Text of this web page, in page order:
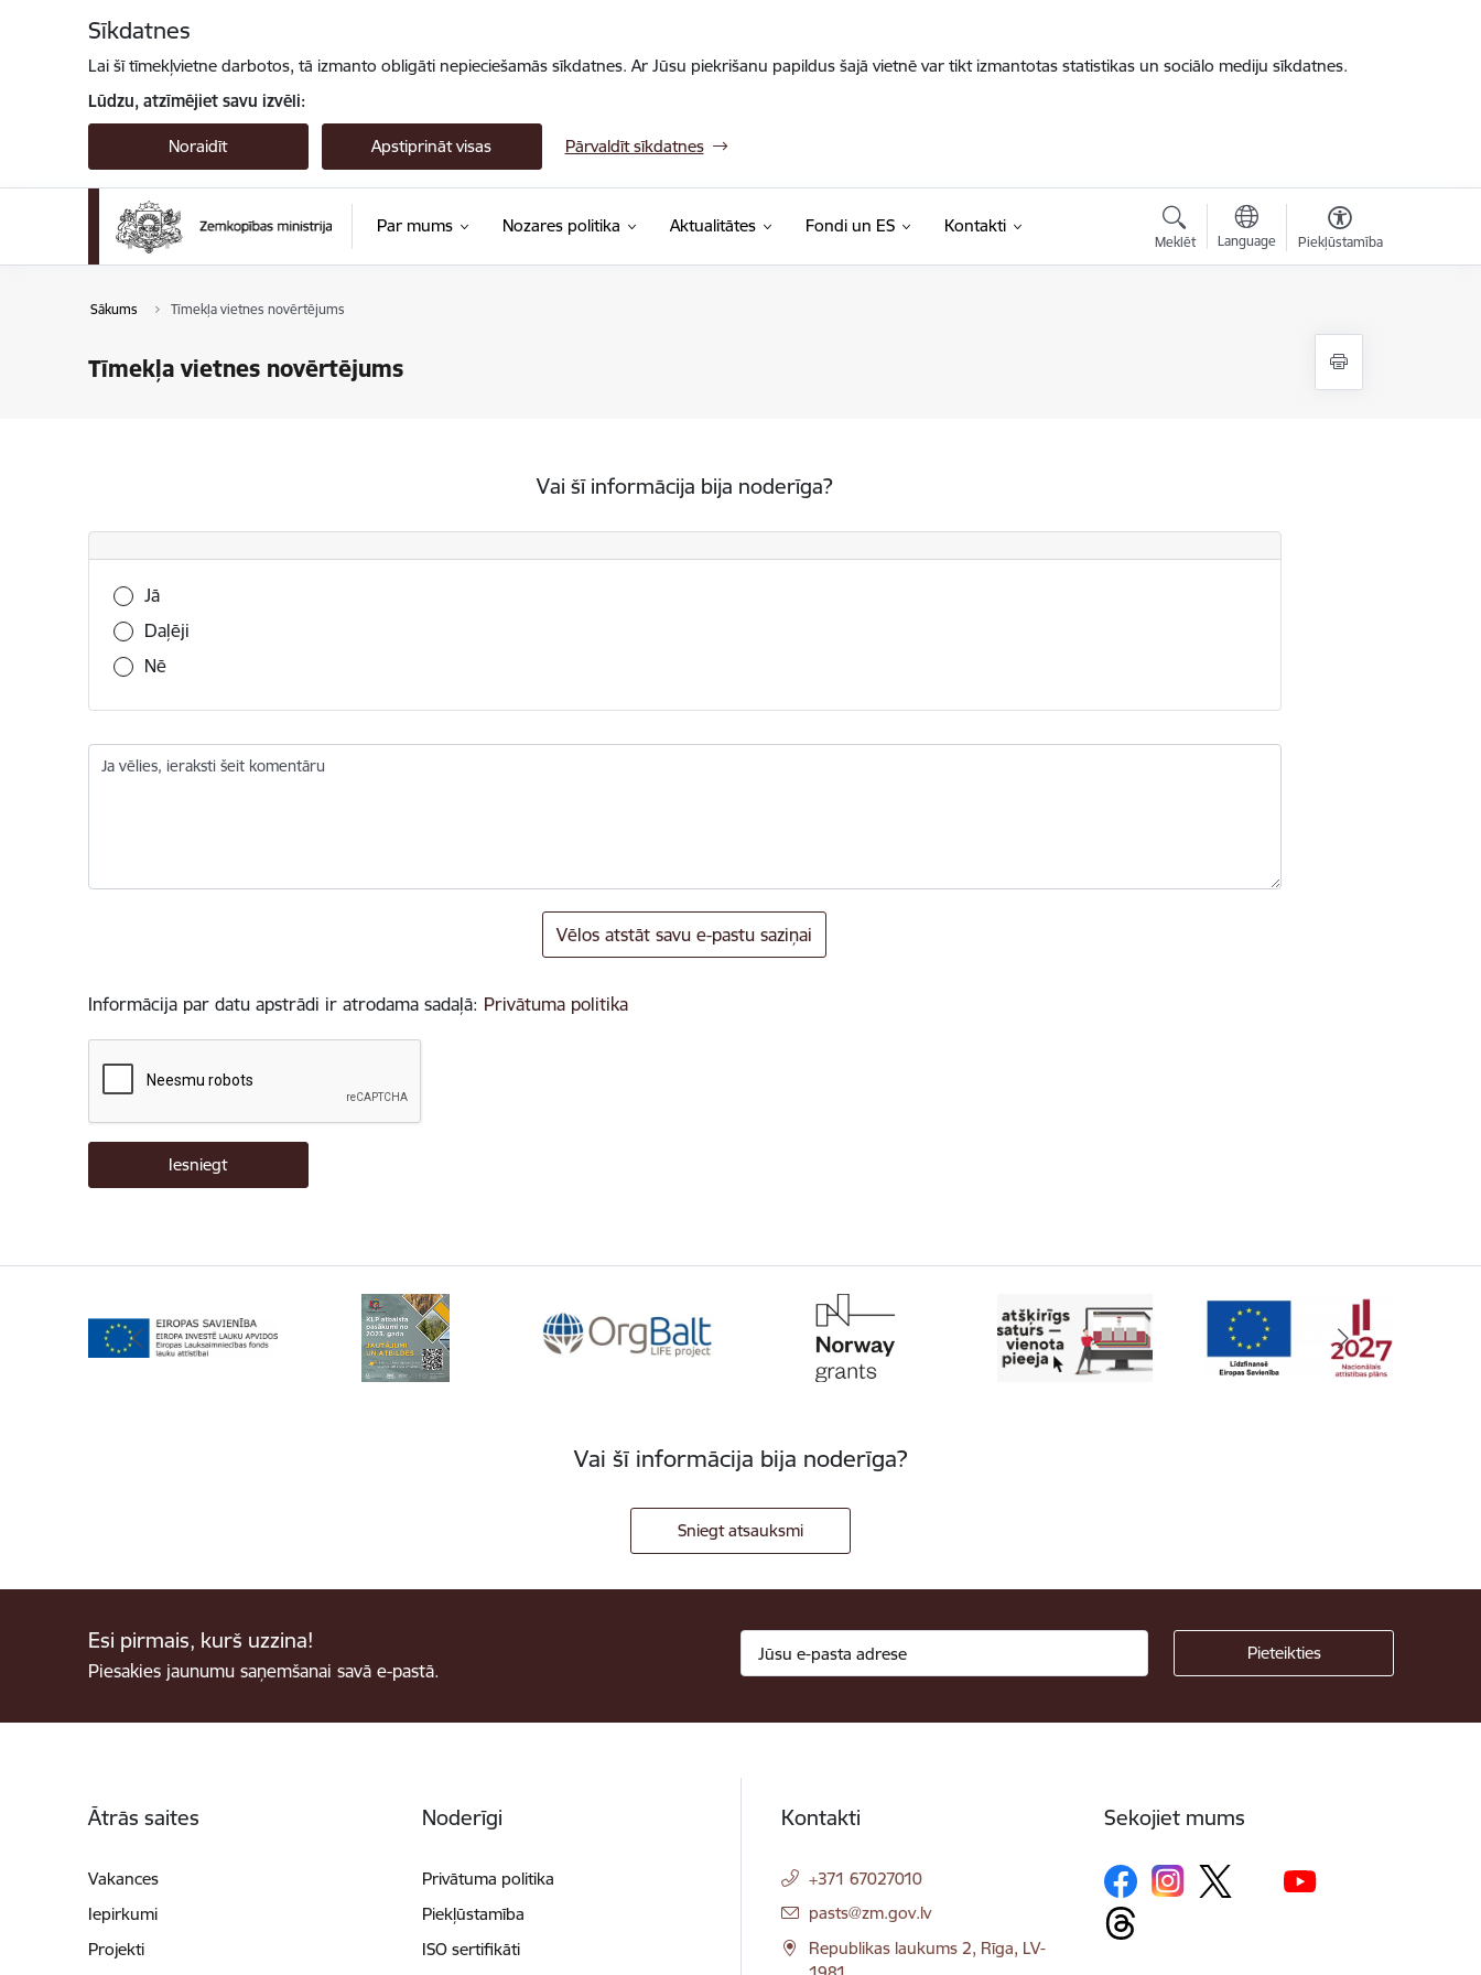
Sīkdatnes
Lai šī tīmekļvietne darbotos, tā izmanto obligāti nepieciešamās sīkdatnes. Ar Jūsu piekrišanu papildus šajā vietnē var tikt izmantotas statistikas un sociālo mediju sīkdatnes.
Lūdzu, atzīmējiet savu izvēli:
Noraidīt Apstiprināt visas Pārvaldīt sīkdatnes
Par mums Nozares politika Aktualitātes Fondi un ES Kontakti
Meklēt Language Piekļūstamība
Sākums Tīmekļa vietnes novērtējums
Tīmekļa vietnes novērtējums
Vai šī informācija bija noderīga?
Vai šī informācija bija noderīga?
Jā
Daļēji
Nē
Ja vēlies, ieraksti šeit komentāru
Vēlos atstāt savu e-pastu saziņai
Informācija par datu apstrādi ir atrodama sadaļā: Privātuma politika
Vai šī informācija bija noderīga?
Sniegt atsauksmi
Esi pirmais, kurš uzzina!
Piesakies jaunumu saņemšanai savā e-pastā.
Ātrās saites
Vakances
Iepirkumi
Projekti
Noderīgi
Privātuma politika
Piekļūstamība
ISO sertifikāti
Kontakti
+371 67027010
E-pasts:
pasts@zm.gov.lv
Republikas laukums 2, Rīga, LV-
Sekojiet mums